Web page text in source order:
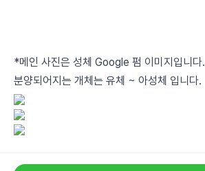
*메인 사진은 성체 Google 펌 이미지입니다.
분양되어지는 개체는 유체 ~ 아성체 입니다.